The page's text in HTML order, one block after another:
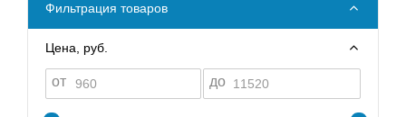
Фильтрация товаров
Цена, руб.
от до